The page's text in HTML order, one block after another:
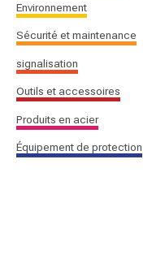
Environnement
Sécurité et maintenance
signalisation
Outils et accessoires
Produits en acier
Équipement de protection